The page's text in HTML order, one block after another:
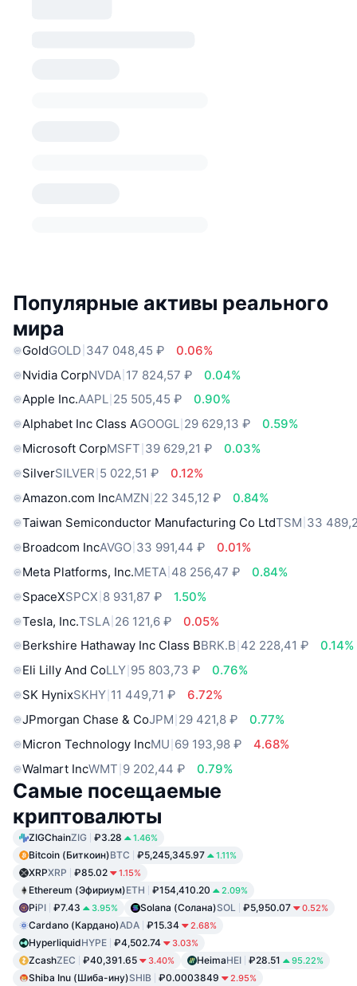
Популярные активы реального
мира
GoldGOLD 347 048,45 ₽
0.06%
Nvidia CorpNVDA 17 824,57 ₽
0.04%
Apple Inc.AAPL 25 505,45 ₽
0.90%
Alphabet Inc Class AGOOGL 29 629,13 ₽
0.59%
Microsoft CorpMSFT 39 629,21 ₽
0.03%
SilverSILVER 5 022,51 ₽
0.12%
Amazon.com IncAMZN 22 345,12 ₽
0.84%
Taiwan Semiconductor Manufacturing Co LtdTSM 33
Broadcom IncAVGO 33 991,44 ₽
0.01%
Meta Platforms, Inc.META 48 256,47 ₽
0.84%
SpaceXSPCX 8 931,87 ₽
1.50%
Tesla, Inc.TSLA 26 121,6 ₽
0.05%
Berkshire Hathaway Inc Class BBRK.B 42 228,41 ₽
0.14%
Eli Lilly And CoLLY 95 803,73 ₽
0.76%
SK HynixSKHY 11 449,71 ₽
6.72%
JPmorgan Chase & CoJPM 29 421,8 ₽
0.77%
Micron Technology IncMU 69 193,98 ₽
4.68%
Walmart IncWMT 9 202,44 ₽ 0.79%
Самые посещаемые
криптовалюты
ZIGChainZIG ₽3.28 1.46%
Bitcoin (Биткоин)BTC ₽5,245,345.97 1.11%
XRPXRP ₽85.02 1.15%
Ethereum (Эфириум)ETH ₽154,410.20 2.09%
PiPI ₽7.43 3.95% Solana (Солана)SOL ₽5,950.07 0.52%
Cardano (Кардано)ADA ₽15.34 2.68%
HyperliquidHYPE ₽4,502.74 3.03%
ZcashZEC ₽40,391.65 3.40% HeimaHEI ₽28.51 95.22%
Shiba Inu (Шиба-ину)SHIB ₽0.0003849 2.95%